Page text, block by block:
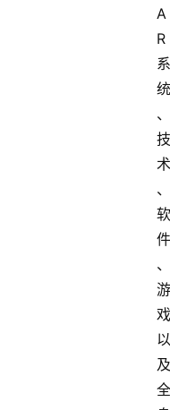
A
R
系
统
、
技
术
、
软
件
、
游
戏
以
及
全